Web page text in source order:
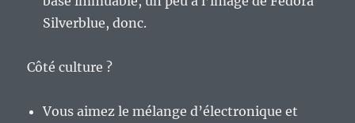
Silverblue, donc.
Côté culture ?
Vous aimez le mélange d’électronique et